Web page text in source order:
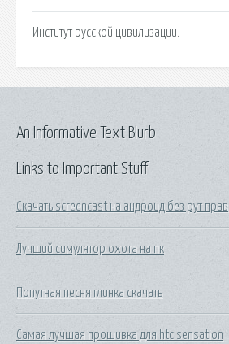
Институт русской цивилизации.
Links to Important Stuff
Скачать screencast на андроид без рут прав
Лучший симулятор охота на пк
Попутная песня глинка скачать
Самая лучшая прошивка для htc sensation
An Informative Text Blurb